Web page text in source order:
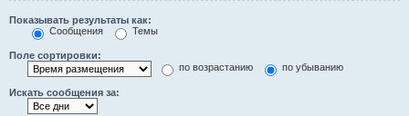
Показывать результаты как:
Сообщения
Темы
Поле сортировки:
по возрастанию
по убыванию
Искать сообщения за: